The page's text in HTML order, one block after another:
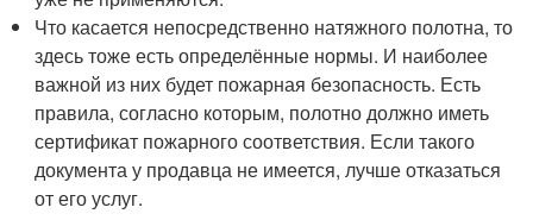
Что касается непосредственно натяжного полотна, то
здесь тоже есть определённые нормы. И наиболее
важной из них будет пожарная безопасность. Есть
правила, согласно которым, полотно должно иметь
сертификат пожарного соответствия. Если такого
документа у продавца не имеется, лучше отказаться
от его услуг.